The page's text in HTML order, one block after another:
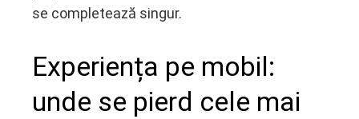
se completează singur.
Experiența pe mobil:
unde se pierd cele mai